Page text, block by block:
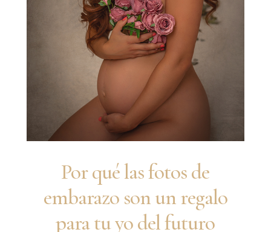
Por qué las fotos de
embarazo son un regalo
para tu yo del futuro